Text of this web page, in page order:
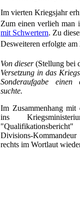
Im vierten Kriegsjahr
Zum einen verlieh
mit Schwertern. Zu
Desweiteren erfolgte
Von dieser(Stellung bei
Versetzung in das
Sonderaufgabe einen
suchte.
Im Zusammenhang mit
ins
Divisions-
rechts im Wortlaut